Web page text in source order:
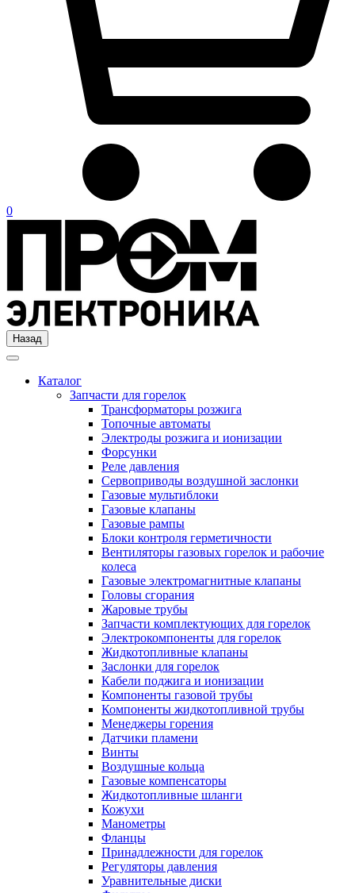
0
Назад
Каталог
Запчасти для горелок
Трансформаторы розжига
Топочные автоматы
Электроды розжига и ионизации
Форсунки
Реле давления
Сервоприводы воздушной заслонки
Газовые мультиблоки
Газовые клапаны
Газовые рампы
Блоки контроля герметичности
Вентиляторы газовых горелок и рабочие
колеса
Газовые электромагнитные клапаны
Головы сгорания
Жаровые трубы
Запчасти комплектующих для горелок
Электрокомпоненты для горелок
Жидкотопливные клапаны
Заслонки для горелок
Кабели поджига и ионизации
Компоненты газовой трубы
Компоненты жидкотопливной трубы
Менеджеры горения
Датчики пламени
Винты
Воздушные кольца
Газовые компенсаторы
Жидкотопливные шланги
Кожухи
Манометры
Фланцы
Принадлежности для горелок
Регуляторы давления
Уравнительные диски